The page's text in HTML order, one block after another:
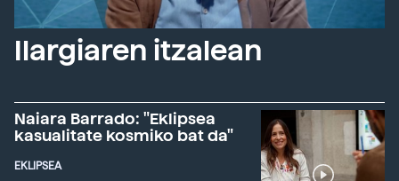
Ilargiaren itzalean
Naiara Barrado: "Eklipsea
kasualitate kosmiko bat da"
EKLIPSEA